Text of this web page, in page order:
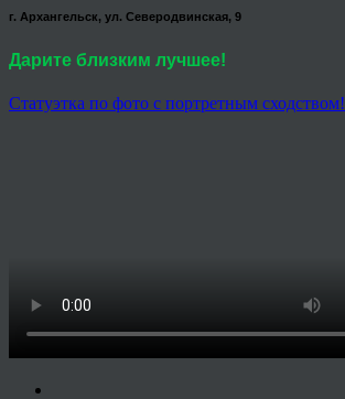
г. Архангельск, ул. Северодвинская, 9
Дарите близким лучшее!
Статуэтка по фото с портретным сходством!